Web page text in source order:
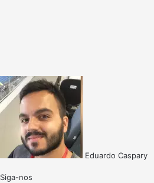
Eduardo Caspary
Siga-nos